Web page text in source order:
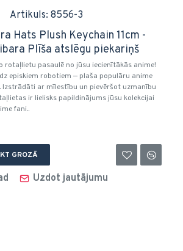
Artikuls: 8556-3
Hats Plush Keychain 11cm -
Plīša atslēgu piekariņš
rotaļlietu pasaulē no jūsu iecienītākās anime!
episkiem robotiem — plaša populāru anime
Izstrādāti ar mīlestību un pievēršot uzmanību
ir lielisks papildinājums jūsu kolekcijai
fani..
GROZĀ
Uzdot jautājumu